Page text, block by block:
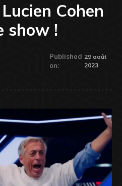
Cohen
show !
Published
on:
29 août
2023